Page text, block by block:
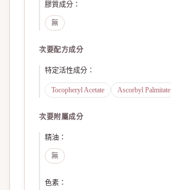
膠質成分 ：
無
次要配方成分
特定活性成分 ：
Tocopheryl Acetate Ascorbyl Palmitate
次要附屬成分
精油 ：
無
色素 ：